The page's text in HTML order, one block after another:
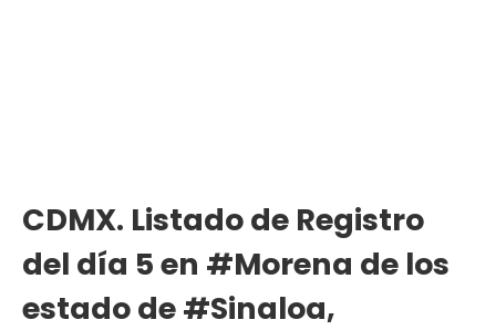
CDMX. Listado de Registro
del día 5 en #Morena de los
estado de #Sinaloa,